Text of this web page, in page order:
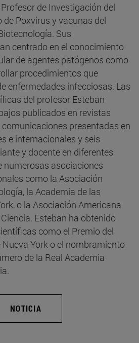
de Investigación del
de Poxvirus y vacunas del
Sus
centrado en el conocimiento
de agentes patógenos como
procedimientos que
enfermedades infecciosas. Las
del profesor Esteban
publicados en revistas
presentadas en
e internacionales y seis
y docente en diferentes
numerosas asociaciones
como la Asociación
la Academia de las
o la Asociación Americana
Esteban ha obtenido
como el Premio del
Nueva York o el nombramiento
de la Real Academia
NOTICIA